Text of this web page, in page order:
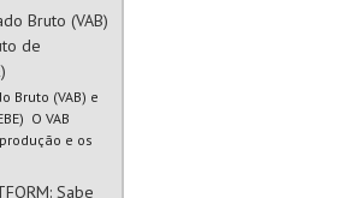
Bruto (VAB)
de
Bruto (VAB) e
O VAB
e os
Sabe